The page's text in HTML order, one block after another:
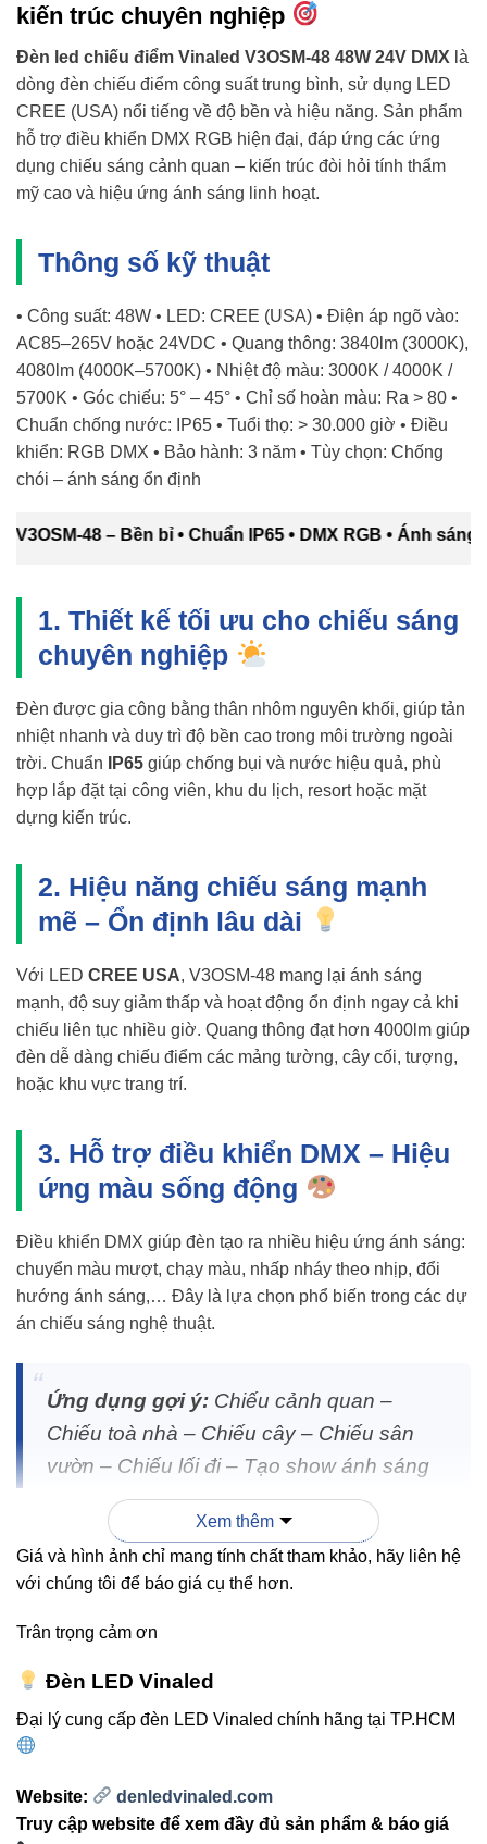
kiến trúc chuyên nghiệp
Đèn led chiếu điểm Vinaled V3OSM-48 48W 24V DMX là
dòng đèn chiếu điểm công suất trung bình, sử dụng LED
CREE (USA) nổi tiếng về độ bền và hiệu năng. Sản phẩm
hỗ trợ điều khiển DMX RGB hiện đại, đáp ứng các ứng
dụng chiếu sáng cảnh quan – kiến trúc đòi hỏi tính thẩm
mỹ cao và hiệu ứng ánh sáng linh hoạt.
Thông số kỹ thuật
• Công suất: 48W • LED: CREE (USA) • Điện áp ngõ vào:
AC85–265V hoặc 24VDC • Quang thông: 3840lm (3000K),
4080lm (4000K–5700K) • Nhiệt độ màu: 3000K / 4000K /
5700K • Góc chiếu: 5° – 45° • Chỉ số hoàn màu: Ra > 80 •
Chuẩn chống nước: IP65 • Tuổi thọ: > 30.000 giờ • Điều
khiển: RGB DMX • Bảo hành: 3 năm • Tùy chọn: Chống
chói – ánh sáng ổn định
48 – Bền bỉ • Chuẩn IP65 • DMX RGB • Ánh sáng
1. Thiết kế tối ưu cho chiếu sáng
chuyên nghiệp
Đèn được gia công bằng thân nhôm nguyên khối, giúp tản
nhiệt nhanh và duy trì độ bền cao trong môi trường ngoài
trời. Chuẩn
IP65 giúp chống bụi và nước hiệu quả, phù
hợp lắp đặt tại công viên, khu du lịch, resort hoặc mặt
dựng kiến trúc.
2. Hiệu năng chiếu sáng mạnh
mẽ – Ổn định lâu dài
Với LED CREE USA, V3OSM-48 mang lại ánh sáng
mạnh, độ suy giảm thấp và hoạt động ổn định ngay cả khi
chiếu liên tục nhiều giờ. Quang thông đạt hơn 4000lm giúp
đèn dễ dàng chiếu điểm các mảng tường, cây cối, tượng,
hoặc khu vực trang trí.
3. Hỗ trợ điều khiển DMX – Hiệu
ứng màu sống động
Điều khiển DMX giúp đèn tạo ra nhiều hiệu ứng ánh sáng:
chuyển màu mượt, chạy màu, nhấp nháy theo nhịp, đổi
hướng ánh sáng,… Đây là lựa chọn phổ biến trong các dự
án chiếu sáng nghệ thuật.
Ứng dụng gợi ý: Chiếu cảnh quan –
Chiếu toà nhà – Chiếu cây – Chiếu sân
vườn – Chiếu lối đi – Tạo show ánh sáng
4. So sánh V3OSM-48 – 72 – 96
để chọn đúng nhu cầu
CHÍ
72
96
suất
Xem thêm
Giá và hình ảnh chỉ mang tính chất tham khảo, hãy liên hệ
với chúng tôi để báo giá cụ thể hơn.
Trân trọng cảm ơn
Đèn LED Vinaled
Đại lý cung cấp đèn LED Vinaled chính hãng tại TP.HCM
Website:
denledvinaled.com
Truy cập website để xem đầy đủ sản phẩm & báo giá